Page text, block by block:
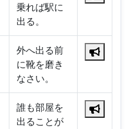
乗れば駅に
出る。
外へ出る前
に靴を磨き
なさい。
誰も部屋を
出ることが